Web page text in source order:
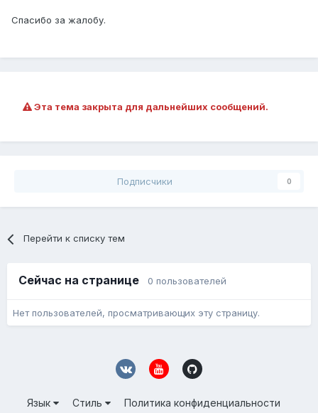
Спасибо за жалобу.
Эта тема закрыта для дальнейших сообщений.
Подписчики 0
Перейти к списку тем
Сейчас на странице 0 пользователей
Нет пользователей, просматривающих эту страницу.
Язык Стиль
Политика конфиденциальности